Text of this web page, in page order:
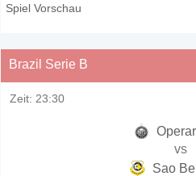
Spiel Vorschau
Brazil Serie B
Zeit: 23:30
vs
Sao